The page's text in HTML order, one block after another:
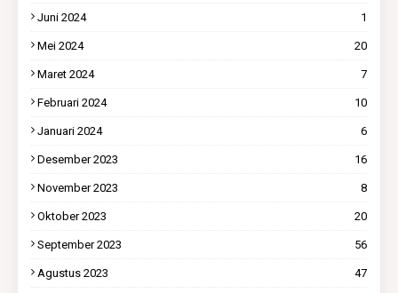
Juni 2024 1
Mei 2024 20
Maret 2024 7
Februari 2024 10
Januari 2024 6
Desember 2023 16
November 2023 8
Oktober 2023 20
September 2023 56
Agustus 2023 47